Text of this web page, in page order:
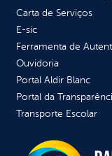
Carta de Serviços
E-sic
Ferramenta de
Ouvidoria
Portal Aldir Blanc
Portal da
Transporte Escolar